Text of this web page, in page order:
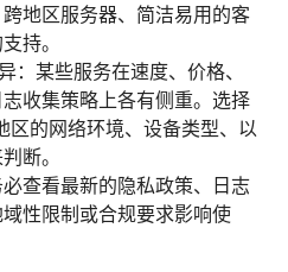
地区服务器、简洁易用的客
持。
：某些服务在速度、价格、
收集策略上各有侧重。选择
区的网络环境、设备类型、以
断。
查看最新的隐私政策、日志
性限制或合规要求影响使